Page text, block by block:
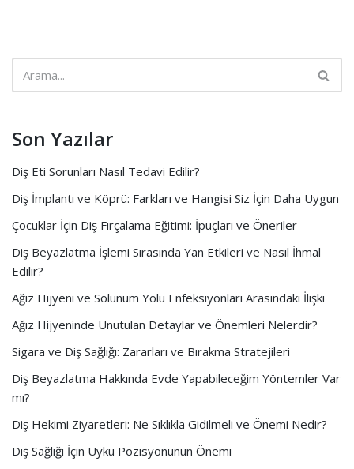
Son Yazılar
Diş Eti Sorunları Nasıl Tedavi Edilir?
Diş İmplantı ve Köprü: Farkları ve Hangisi Siz İçin Daha Uygun
Çocuklar İçin Diş Fırçalama Eğitimi: İpuçları ve Öneriler
Diş Beyazlatma İşlemi Sırasında Yan Etkileri ve Nasıl İhmal
Edilir?
Ağız Hijyeni ve Solunum Yolu Enfeksiyonları Arasındaki İlişki
Ağız Hijyeninde Unutulan Detaylar ve Önemleri Nelerdir?
Sigara ve Diş Sağlığı: Zararları ve Bırakma Stratejileri
Diş Beyazlatma Hakkında Evde Yapabileceğim Yöntemler Var
mı?
Diş Hekimi Ziyaretleri: Ne Sıklıkla Gidilmeli ve Önemi Nedir?
Diş Sağlığı İçin Uyku Pozisyonunun Önemi